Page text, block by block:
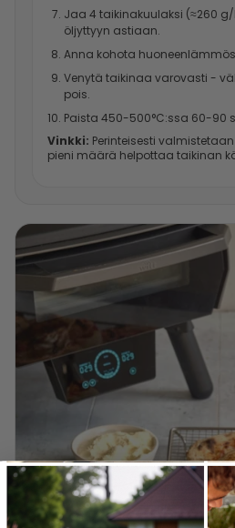
Jaa 4 taikinakuulaksi (≈260
öljyttyyn astiaan.
Anna kohota
Venytä taikinaa varovasti -
pois.
Paista 450-500°C:ssa 60-90
Vinkki: Perinteisesti
pieni määrä helpottaa taikinan